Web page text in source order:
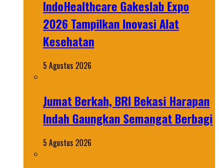
IndoHealthcare Gakeslab Expo
2026 Tampilkan Inovasi Alat
Kesehatan
5 Agustus 2026
Jumat Berkah, BRI Bekasi Harapan
Indah Gaungkan Semangat Berbagi
5 Agustus 2026